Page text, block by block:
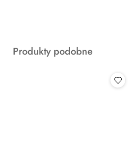
Produkty
Produkty podobne